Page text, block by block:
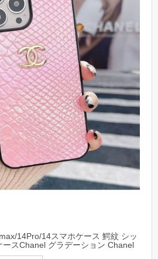
14Pro/14スマホケース 鰐紋 シッ
スChanel グラデーション Chanel
ス/13プロ/13カバー 防水 上質